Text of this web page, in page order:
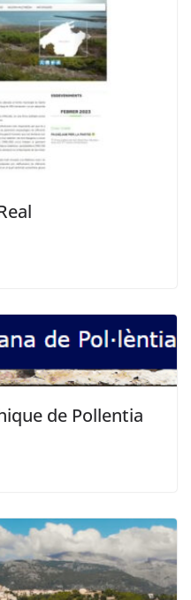
de Pollentia